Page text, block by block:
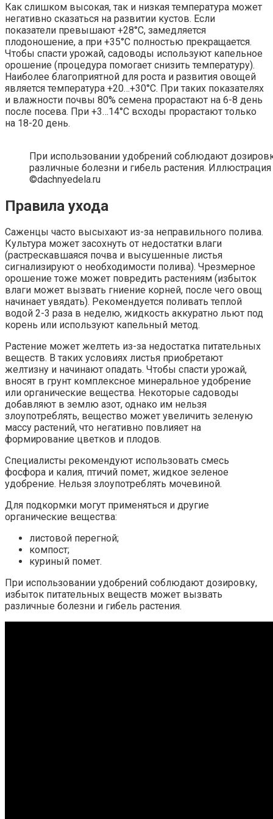
Как слишком высокая, так и низкая температура может
негативно сказаться на развитии кустов. Если
показатели превышают +28°С, замедляется
плодоношение, а при +35°С полностью прекращается.
Чтобы спасти урожай, садоводы используют капельное
орошение (процедура помогает снизить температуру).
Наиболее благоприятной для роста и развития овощей
является температура +20…+30°С. При таких показателях
и влажности почвы 80% семена прорастают на 6-8 день
после посева. При +3…14°С всходы прорастают только
на 18-20 день.
При использовании удобрений соблюдают
различные болезни и гибель растения.
©dachnyedela.ru
Правила ухода
Саженцы часто высыхают из-за неправильного полива.
Культура может засохнуть от недостатки влаги
(растрескавшаяся почва и высушенные листья
сигнализируют о необходимости полива). Чрезмерное
орошение тоже может повредить растениям (избыток
влаги может вызвать гниение корней, после чего овощ
начинает увядать). Рекомендуется поливать теплой
водой 2-3 раза в неделю, жидкость аккуратно льют под
корень или используют капельный метод.
Растение может желтеть из-за недостатка питательных
веществ. В таких условиях листья приобретают
желтизну и начинают опадать. Чтобы спасти урожай,
вносят в грунт комплексное минеральное удобрение
или органические вещества. Некоторые садоводы
добавляют в землю азот, однако им нельзя
злоупотреблять, вещество может увеличить зеленую
массу растений, что негативно повлияет на
формирование цветков и плодов.
Специалисты рекомендуют использовать смесь
фосфора и калия, птичий помет, жидкое зеленое
удобрение. Нельзя злоупотреблять мочевиной.
Для подкормки могут применяться и другие
органические вещества:
листовой перегной;
компост;
куриный помет.
При использовании удобрений соблюдают дозировку,
избыток питательных веществ может вызвать
различные болезни и гибель растения.